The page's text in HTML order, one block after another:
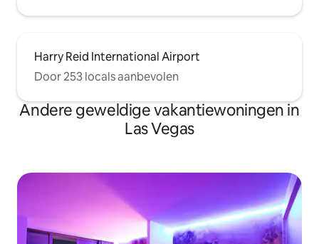
Harry Reid International Airport
Door 253 locals aanbevolen
Andere geweldige vakantiewoningen in
Las Vegas